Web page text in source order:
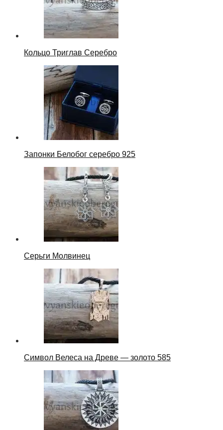
Кольцо Триглав Серебро
Запонки Белобог серебро 925
Серьги Молвинец
Символ Велеса на Древе — золото 585